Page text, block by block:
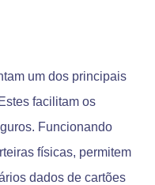
um dos principais
facilitam os
Funcionando
físicas, permitem
dados de cartões